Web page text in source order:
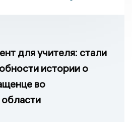
для учителя: стали
истории о
во